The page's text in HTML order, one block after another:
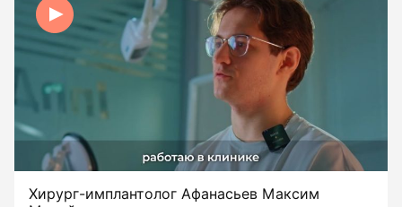
Хирург-имплантолог Афанасьев Максим